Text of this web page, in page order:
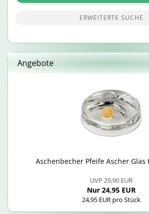
ERWEITERTE SUCHE
Angebote
Aschen­be­cher Pfei­fe Ascher
UVP 29,90 EUR
Nur 24,95 EUR
24,95 EUR pro Stück